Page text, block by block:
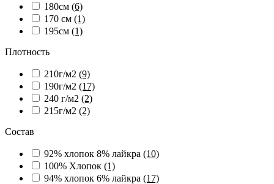
180см (6)
170 см (1)
195см (1)
Плотность
210г/м2 (9)
190г/м2 (17)
240 г/м2 (2)
215г/м2 (2)
Состав
92% хлопок 8% лайкра (10)
100% Хлопок (1)
94% хлопок 6% лайкра (17)